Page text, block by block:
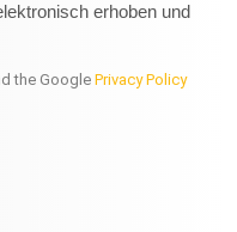
erhoben und
the GooglePrivacy Policy